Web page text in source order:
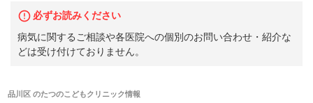
必ずお読みください
病気に関するご相談や各医院への個別のお問い合わせ・紹介な
どは受け付けておりません。
品川区のたつのこどもクリニック情報